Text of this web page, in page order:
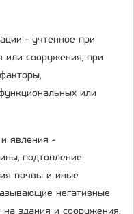
- учтенное при
или сооружения, при
или
явления -
подтопление
почвы и иные
негативные
на здания и сооружения;